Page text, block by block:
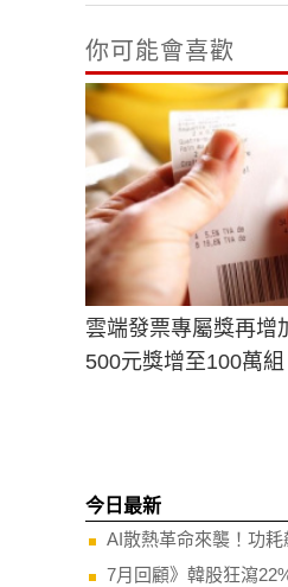
你可能會喜歡
雲端發票專屬獎再增
500元獎增至100萬組
今日最新
AI散熱革命來襲！功
7月回顧》韓股狂瀉